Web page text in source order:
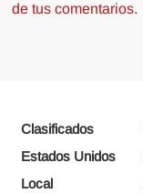
de tus comentarios.
Clasificados
Estados Unidos
Local